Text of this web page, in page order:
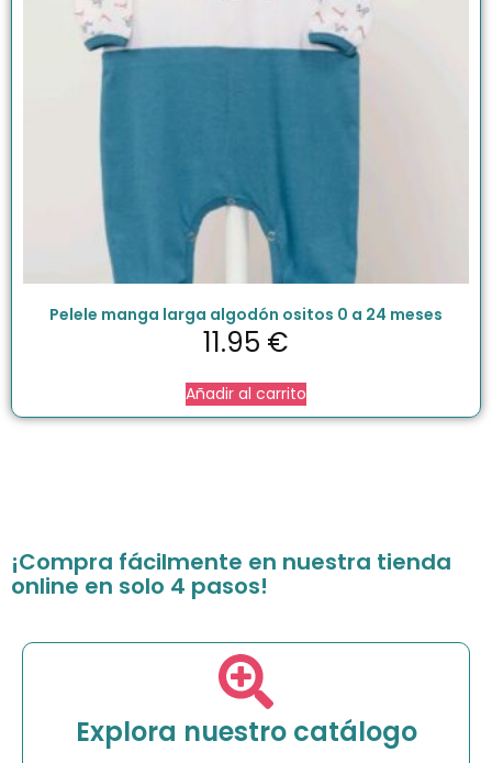
Pelele manga larga algodón ositos 0 a 24 meses
11.95 €
Añadir al carrito
¡Compra fácilmente en nuestra tienda
online en solo 4 pasos!
Explora nuestro catálogo